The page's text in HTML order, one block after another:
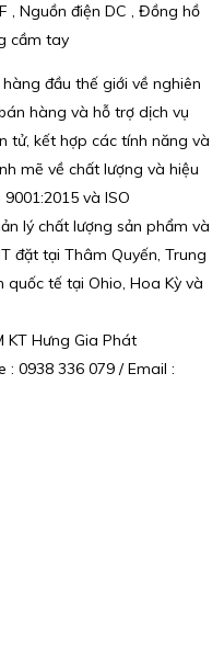
, Nguồn điện DC , Đồng hồ
cầm tay
hàng đầu thế giới về nghiên
hàng và hỗ trợ dịch vụ
tử, kết hợp các tính năng và
mẽ về chất lượng và hiệu
và ISO
lý chất lượng sản phẩm và
đặt tại Thâm Quyến, Trung
tế tại Ohio, Hoa Kỳ và
KT Hưng Gia Phát
0938 336 079 / Email :